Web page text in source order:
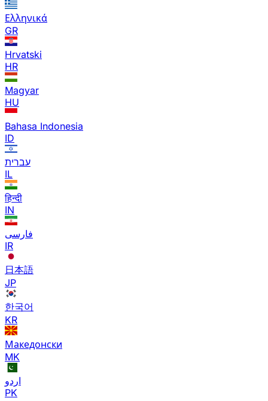
Ελληνικά
GR
Hrvatski
HR
Magyar
HU
Bahasa Indonesia
ID
עברית
IL
हिन्दी
IN
فارسی
IR
日本語
JP
한국어
KR
Македонски
MK
اردو
PK